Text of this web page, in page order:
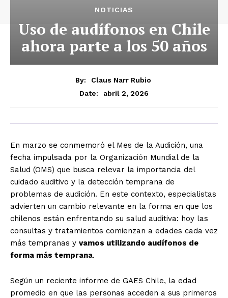
NOTICIAS
Uso de audífonos en Chile
ahora parte a los 50 años
By:
Claus Narr Rubio
Date:
abril 2, 2026
En marzo se conmemoró el Mes de la Audición, una
fecha impulsada por la Organización Mundial de la
Salud (OMS) que busca relevar la importancia del
cuidado auditivo y la detección temprana de
problemas de audición. En este contexto, especialistas
advierten un cambio relevante en la forma en que los
chilenos están enfrentando su salud auditiva: hoy las
consultas y tratamientos comienzan a edades cada vez
más tempranas y vamos utilizando audífonos de
forma más temprana.
Según un reciente informe de GAES Chile, la edad
promedio en que las personas acceden a sus primeros